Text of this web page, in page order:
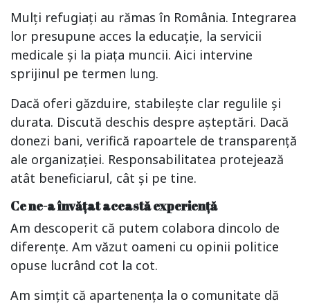
Mulți refugiați au rămas în România. Integrarea
lor presupune acces la educație, la servicii
medicale și la piața muncii. Aici intervine
sprijinul pe termen lung.
Dacă oferi găzduire, stabilește clar regulile și
durata. Discută deschis despre așteptări. Dacă
donezi bani, verifică rapoartele de transparență
ale organizației. Responsabilitatea protejează
atât beneficiarul, cât și pe tine.
Ce ne-a învățat această experiență
Am descoperit că putem colabora dincolo de
diferențe. Am văzut oameni cu opinii politice
opuse lucrând cot la cot.
Am simțit că apartenența la o comunitate dă